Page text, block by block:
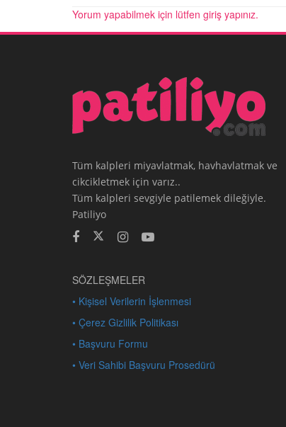
Yorum yapabilmek için lütfen giriş yapınız.
Tüm kalpleri miyavlatmak, havhavlatmak ve
cikcikletmek için varız..
Tüm kalpleri sevgiyle patilemek dileğiyle.
Patiliyo
SÖZLEŞMELER
• Kişisel Verilerin İşlenmesi
• Çerez Gizlilik Politikası
• Başvuru Formu
• Veri Sahibi Başvuru Prosedürü